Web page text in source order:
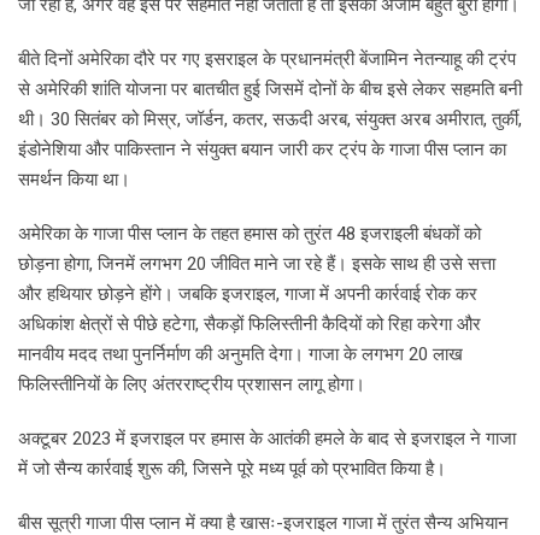
जा रहा है, अगर वह इस पर सहमति नहीं जताता है तो इसका अंजाम बहुत बुरा होगा।
बीते दिनों अमेरिका दौरे पर गए इसराइल के प्रधानमंत्री बेंजामिन नेतन्याहू की ट्रंप
से अमेरिकी शांति योजना पर बातचीत हुई जिसमें दोनों के बीच इसे लेकर सहमति बनी
थी। 30 सितंबर को मिस्र, जॉर्डन, कतर, सऊदी अरब, संयुक्त अरब अमीरात, तुर्की,
इंडोनेशिया और पाकिस्तान ने संयुक्त बयान जारी कर ट्रंप के गाजा पीस प्लान का
समर्थन किया था।
अमेरिका के गाजा पीस प्लान के तहत हमास को तुरंत 48 इजराइली बंधकों को
छोड़ना होगा, जिनमें लगभग 20 जीवित माने जा रहे हैं। इसके साथ ही उसे सत्ता
और हथियार छोड़ने होंगे। जबकि इजराइल, गाजा में अपनी कार्रवाई रोक कर
अधिकांश क्षेत्रों से पीछे हटेगा, सैकड़ों फिलिस्तीनी कैदियों को रिहा करेगा और
मानवीय मदद तथा पुनर्निर्माण की अनुमति देगा। गाजा के लगभग 20 लाख
फिलिस्तीनियों के लिए अंतरराष्ट्रीय प्रशासन लागू होगा।
अक्टूबर 2023 में इजराइल पर हमास के आतंकी हमले के बाद से इजराइल ने गाजा
में जो सैन्य कार्रवाई शुरू की, जिसने पूरे मध्य पूर्व को प्रभावित किया है।
बीस सूत्री गाजा पीस प्लान में क्या है खासः-इजराइल गाजा में तुरंत सैन्य अभियान